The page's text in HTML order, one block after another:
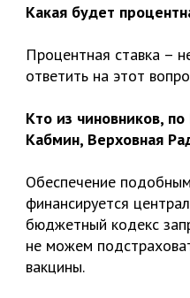
Какая будет
Процентная ставка –
ответить на этот
Кто из чиновников,
Кабмин, Верховная
Обеспечение
финансируется
бюджетный кодекс
не можем
вакцины.